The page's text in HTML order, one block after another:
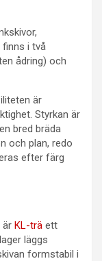
finns i två
ådring) och
är
Styrkan är
bred bräda
och plan, redo
efter färg
är KL-trä ett
läggs
formstabil i